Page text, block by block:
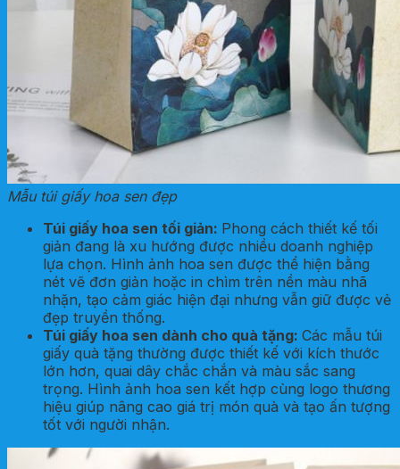
Mẫu túi giấy hoa sen đẹp
Túi giấy hoa sen tối giản: Phong cách thiết kế tối
giản đang là xu hướng được nhiều doanh nghiệp
lựa chọn. Hình ảnh hoa sen được thể hiện bằng
nét vẽ đơn giản hoặc in chìm trên nền màu nhã
nhặn, tạo cảm giác hiện đại nhưng vẫn giữ được vẻ
đẹp truyền thống.
Túi giấy hoa sen dành cho quà tặng: Các mẫu túi
giấy quà tặng thường được thiết kế với kích thước
lớn hơn, quai dây chắc chắn và màu sắc sang
trọng. Hình ảnh hoa sen kết hợp cùng logo thương
hiệu giúp nâng cao giá trị món quà và tạo ấn tượng
tốt với người nhận.